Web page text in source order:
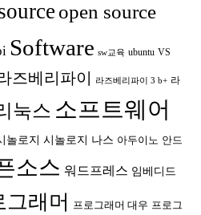
open source
Software sw교육 ubuntu VS
즈베리파이 라즈베리파이 3 b+ 라
눅스 소프트웨어
놀로지 시놀로지 나스 아두이노 안드
소스 워드프레스 임베디드
그래머 프로그래머 대우 프로그